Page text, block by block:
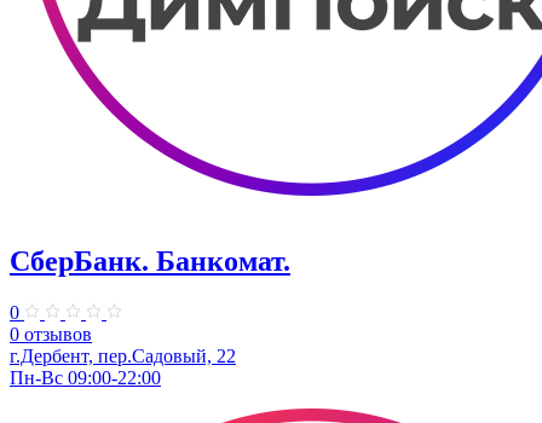
СберБанк. Банкомат.
0
0 отзывов
г.Дербент, пер.​Садовый, 22
Пн-Вс 09:00-22:00